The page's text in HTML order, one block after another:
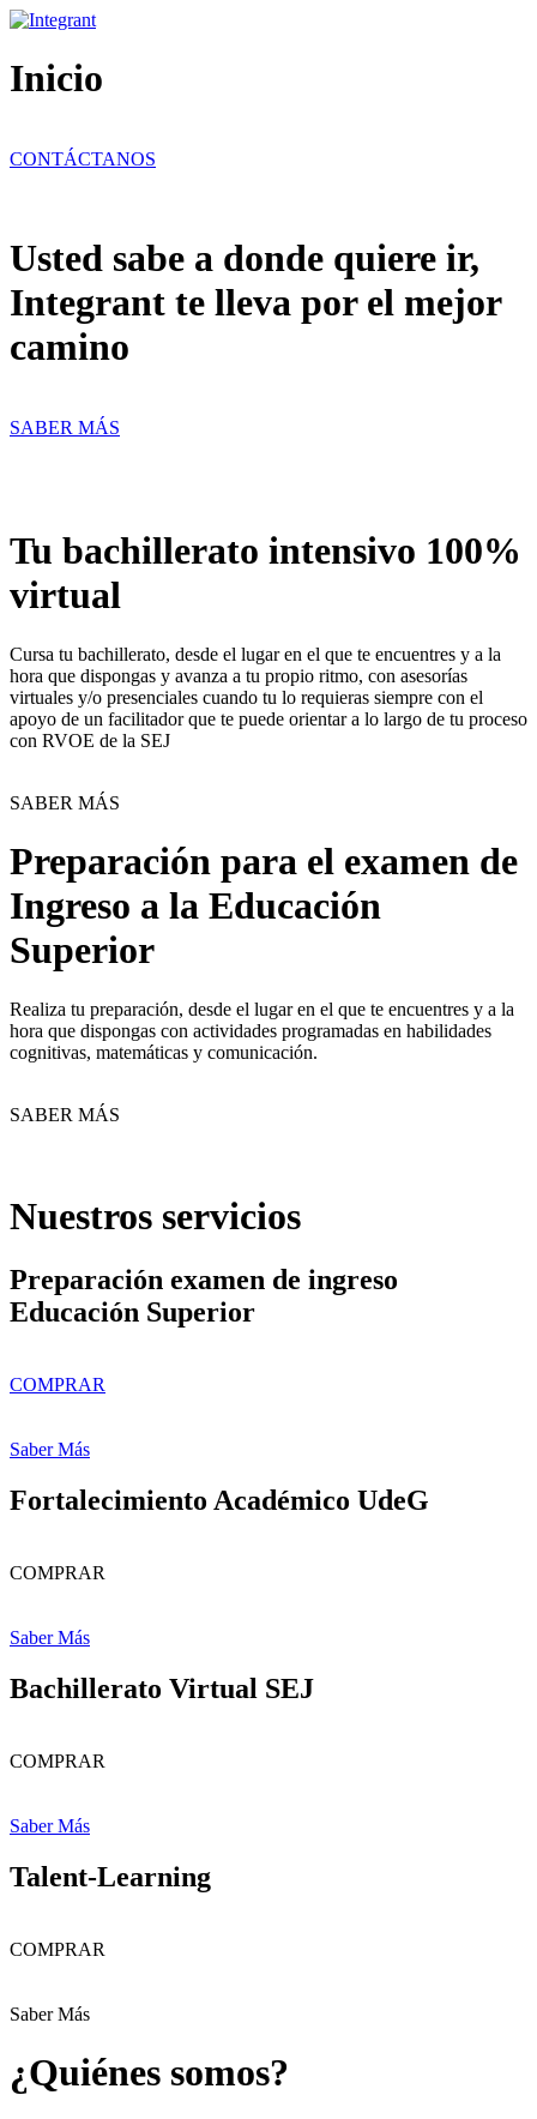
Ir
contenido
Inicio
CONTÁCTANOS
Usted sabe a donde quiere ir,
Integrant te lleva por el mejor
camino
SABER MÁS
Tu bachillerato intensivo 100%
virtual
Cursa tu bachillerato, desde el lugar en el que te encuentres y a la
hora que dispongas y avanza a tu propio ritmo, con asesorías
virtuales y/o presenciales cuando tu lo requieras siempre con el
apoyo de un facilitador que te puede orientar a lo largo de tu proceso
con RVOE de la SEJ
SABER MÁS
Preparación para el examen de
Ingreso a la Educación
Superior
Realiza tu preparación, desde el lugar en el que te encuentres y a la
hora que dispongas con actividades programadas en habilidades
cognitivas, matemáticas y comunicación.
SABER MÁS
Nuestros servicios
Preparación examen de ingreso
Educación Superior
COMPRAR
Saber Más
Fortalecimiento Académico UdeG
COMPRAR
Saber Más
Bachillerato Virtual SEJ
COMPRAR
Saber Más
Talent-Learning
COMPRAR
Saber Más
¿Quiénes somos?